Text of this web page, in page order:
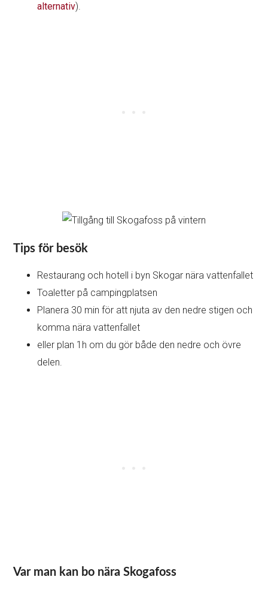
alternativ).
Tips för besök
Restaurang och hotell i byn Skogar nära vattenfallet
Toaletter på campingplatsen
Planera 30 min för att njuta av den nedre stigen och
komma nära vattenfallet
eller plan 1h om du gör både den nedre och övre
delen.
Var man kan bo nära Skogafoss